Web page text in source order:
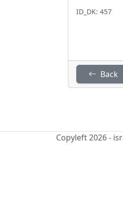
ID_DK: 457
Back
Copyleft 2026 -